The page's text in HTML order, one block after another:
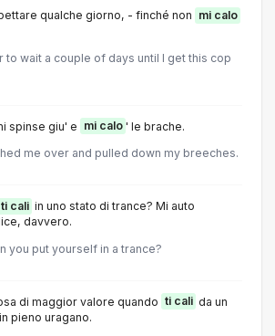
qualche giorno, - finché non mi calo
wait a couple of days until I get this cop
spinse giu' e mi calo ' le brache.
me over and pulled down my breeches.
ti cali in uno stato di trance? Mi auto
davvero.
you put yourself in a trance?
di maggior valore quando ti cali da un
pieno uragano.